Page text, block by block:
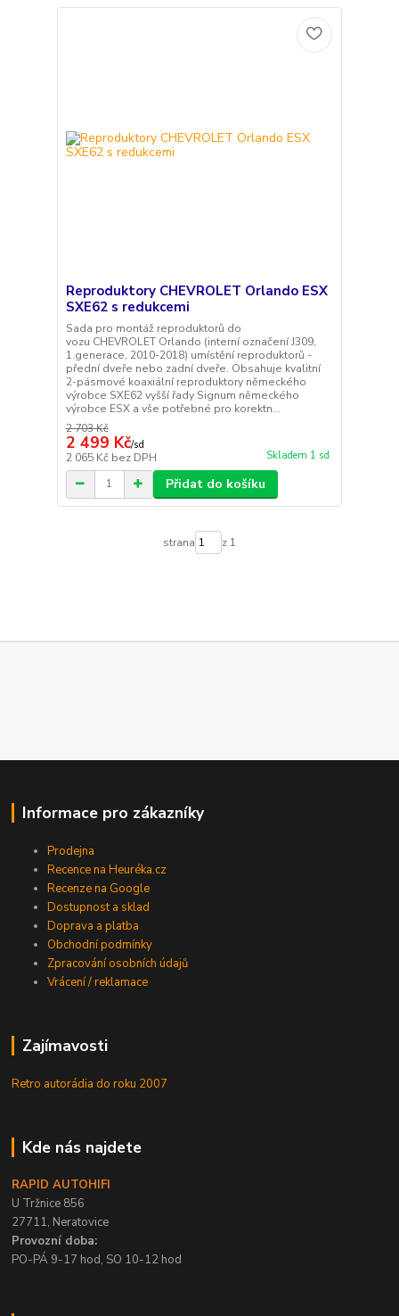
Reproduktory CHEVROLET Orlando ESX
SXE62 s redukcemi
Sada pro montáž reproduktorů do
vozu CHEVROLET Orlando (interní označení J309,
1.generace, 2010-2018) umístění reproduktorů -
přední dveře nebo zadní dveře. Obsahuje kvalitní
2-pásmové koaxiální reproduktory německého
výrobce SXE62 vyšší řady Signum německého
výrobce ESX a vše potřebné pro korektn...
2 703 Kč
2 499 Kč/sd
2 065 Kč bez DPH Skladem 1 sd
Přidat do košíku
strana z 1
Informace pro zákazníky
Prodejna
Recence na Heuréka.cz
Recenze na Google
Dostupnost a sklad
Doprava a platba
Obchodní podmínky
Zpracování osobních údajů
Vrácení / reklamace
Zajímavosti
Retro autorádia do roku 2007
Kde nás najdete
RAPID AUTOHIFI
U Tržnice 856
27711, Neratovice
Provozní doba:
PO-PÁ 9-17 hod, SO 10-12 hod